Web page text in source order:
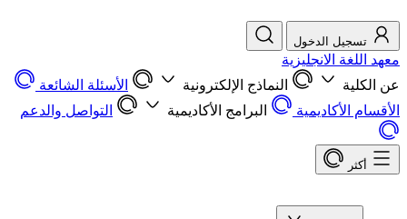
تسجيل الدخول
معهد اللغة الانجليزية
عن الكلية
النماذج الإلكترونية
الأسئلة الشائعة
الأقسام الأكاديمية
البرامج الأكاديمية التواصل والدعم
أكثر